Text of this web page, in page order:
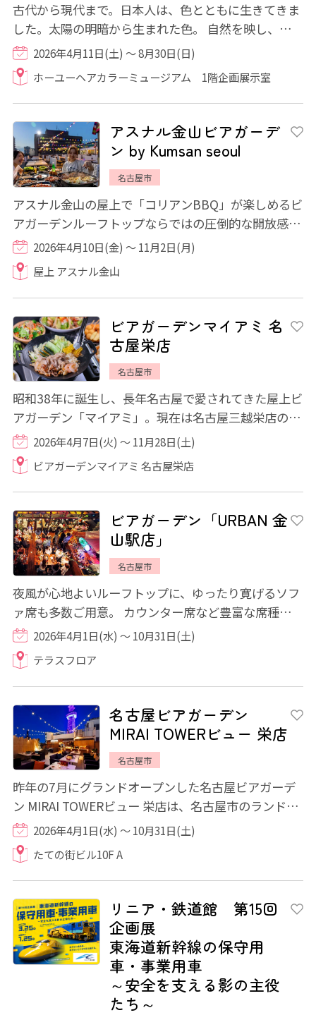
古代から現代まで。日本人は、色とともに生きてきま
した。太陽の明暗から生まれた色。 自然を映し、身分
を語り、制限の中で磨かれ、世界と出会い...
2026年4月11日(土) ～ 8月30日(日)
ホーユーヘアカラーミュージアム 1階企画展示室
アスナル金山ビアガーデ
ン by Kumsan seoul
名古屋市
アスナル金山の屋上で「コリアンBBQ」が楽しめるビ
アガーデンルーフトップならではの圧倒的な開放感！
夕焼けから月夜へと移りゆく空を眺めながら、...
2026年4月10日(金) ～ 11月2日(月)
屋上 アスナル金山
ビアガーデンマイアミ 名
古屋栄店
名古屋市
昭和38年に誕生し、長年名古屋で愛されてきた屋上ビ
アガーデン「マイアミ」。現在は名古屋三越栄店の屋
上に場所を移し、伝統を受け継ぎながら進化...
2026年4月7日(火) ～ 11月28日(土)
ビアガーデンマイアミ 名古屋栄店
ビアガーデン「URBAN 金
山駅店」
名古屋市
夜風が心地よいルーフトップに、ゆったり寛げるソフ
ァ席も多数ご用意。 カウンター席など豊富な席種があ
り、抜群の開放で景色も楽しむ“空の上のリ...
2026年4月1日(水) ～ 10月31日(土)
テラスフロア
名古屋ビアガーデン
MIRAI TOWERビュー 栄店
名古屋市
昨年の7月にグランドオープンした名古屋ビアガーデ
ン MIRAI TOWERビュー 栄店は、名古屋市のランドマ
ークとして知られるMIRAIタワーを一望できるル...
2026年4月1日(水) ～ 10月31日(土)
たての街ビル10F A
リニア・鉄道館 第15回
企画展
東海道新幹線の保守用
車・事業用車
～安全を支える影の主役
たち～